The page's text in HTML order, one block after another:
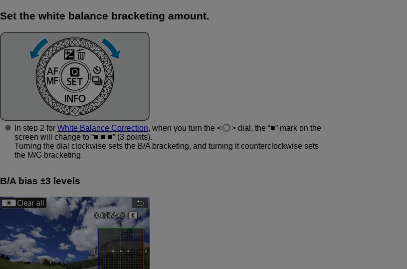
Set the white balance bracketing amount.
In step 2 for White Balance Correction, when you turn the
dial, the “■” mark on the
screen will change to “■ ■ ■” (3 points).
Turning the dial clockwise sets the B/A bracketing, and turning it counterclockwise sets
the M/G bracketing.
B/A bias ±3 levels